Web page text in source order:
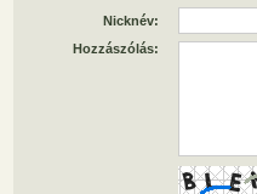
Nicknév:
Hozzászólás: